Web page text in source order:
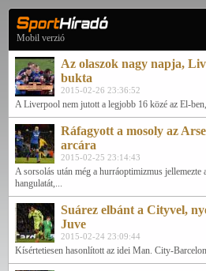
Mobil verzió
Az olaszok nagy napja,
bukta
2015-02-26 23:36:52
A Liverpool nem jutott a legjobb 16 közé az El-
Ráfagyott a mosoly az
arcára
2015-02-25 23:14:43
A sorsolás után még a hurráoptimizmus jellemezte
hangulatát,...
Suárez elbánt a Cityvel,
Juve
2015-02-24 23:09:44
Kísértetiesen hasonlított az idei Man. City-